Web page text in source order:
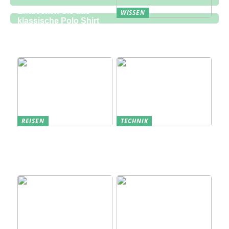
klassische Polo Shirt
WISSEN
REISEN
TECHNIK